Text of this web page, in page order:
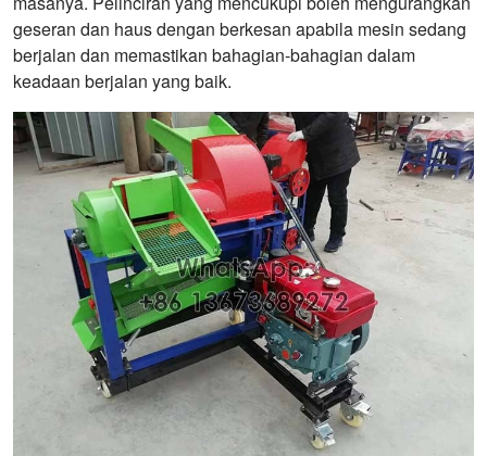
geseran dan haus dengan berkesan apabila mesin sedang
berjalan dan memastikan bahagian-bahagian dalam
keadaan berjalan yang baik.